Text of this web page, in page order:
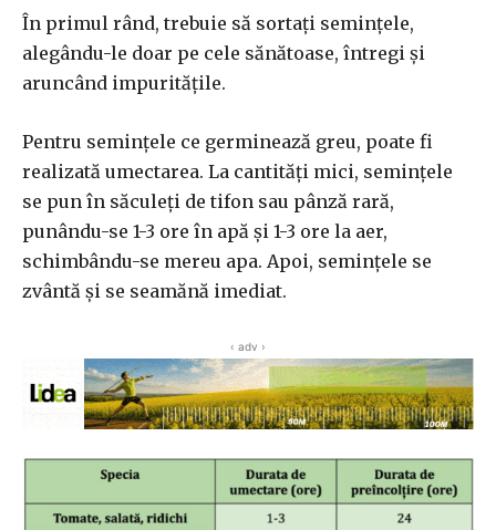
În primul rând, trebuie să sortați semințele,
alegându-le doar pe cele sănătoase, întregi și
aruncând impuritățile.
Pentru semințele ce germinează greu, poate fi
realizată umectarea. La cantități mici, semințele
se pun în săculeți de tifon sau pânză rară,
punându-se 1-3 ore în apă și 1-3 ore la aer,
schimbându-se mereu apa. Apoi, semințele se
zvântă și se seamănă imediat.
‹ adv ›